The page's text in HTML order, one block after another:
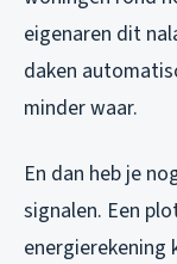
eigenaren dit
daken
minder waar.
En dan heb je
signalen. Een
energierekening